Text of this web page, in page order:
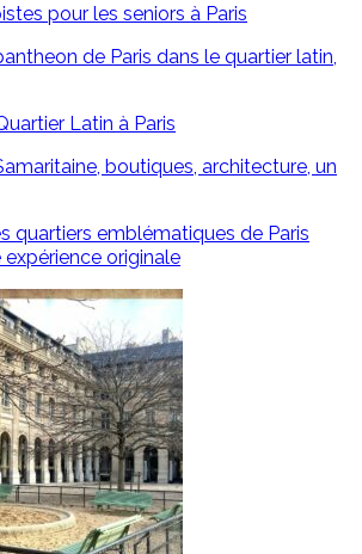
pour les seniors à Paris
Latin à Paris
quartiers emblématiques de Paris
originale